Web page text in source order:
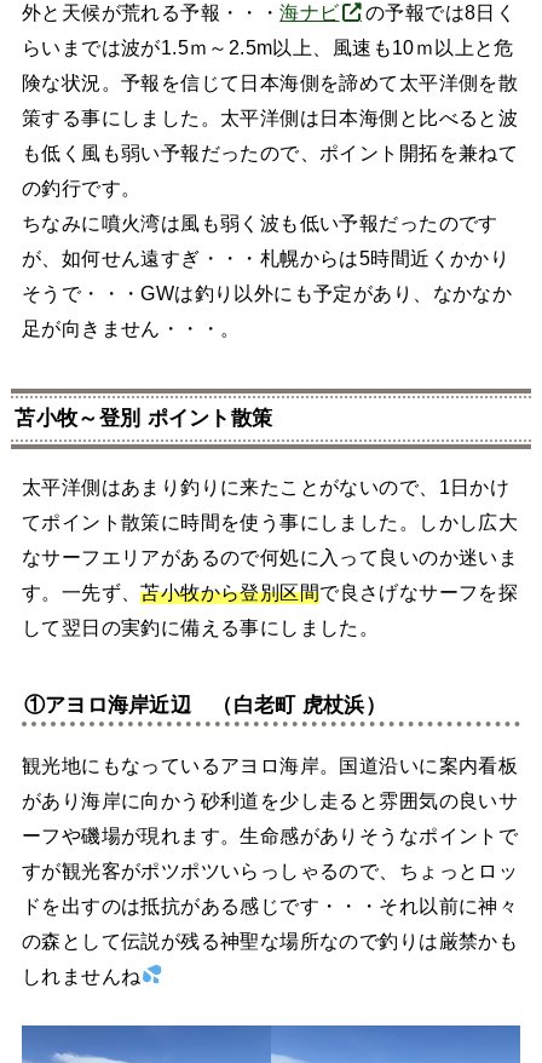
外と天候が荒れる予報・・・海ナビ
の予報では8日く
らいまでは波が1.5ｍ～2.5m以上、風速も10ｍ以上と危
険な状況。予報を信じて日本海側を諦めて太平洋側を散
策する事にしました。太平洋側は日本海側と比べると波
も低く風も弱い予報だったので、ポイント開拓を兼ねて
の釣行です。
ちなみに噴火湾は風も弱く波も低い予報だったのです
が、如何せん遠すぎ・・・札幌からは5時間近くかかり
そうで・・・GWは釣り以外にも予定があり、なかなか
足が向きません・・・。
苫小牧～登別 ポイント散策
太平洋側はあまり釣りに来たことがないので、1日かけ
てポイント散策に時間を使う事にしました。しかし広大
なサーフエリアがあるので何処に入って良いのか迷いま
す。一先ず、苫小牧から登別区間で良さげなサーフを探
して翌日の実釣に備える事にしました。
①アヨロ海岸近辺 （白老町 虎杖浜）
観光地にもなっているアヨロ海岸。国道沿いに案内看板
があり海岸に向かう砂利道を少し走ると雰囲気の良いサ
ーフや磯場が現れます。生命感がありそうなポイントで
すが観光客がポツポツいらっしゃるので、ちょっとロッ
ドを出すのは抵抗がある感じです・・・それ以前に神々
の森として伝説が残る神聖な場所なので釣りは厳禁かも
しれませんね